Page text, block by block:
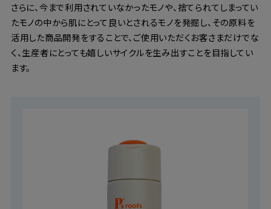
さらに、今まで利用されていなかったモノや、捨てられてしまってい
たモノの中から肌にとって良いとされるモノを発掘し、その原料を
活用した商品開発をすることで、ご使用いただくお客さまだけでな
く、生産者にとっても嬉しいサイクルを生み出すことを目指してい
ます。